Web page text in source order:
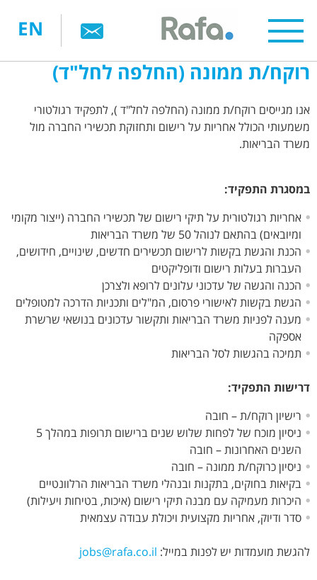
לתוכן
EN
רוקח/ת ממונה (החלפה לחל"ד)
אנו מגייסים רוקח/ת ממונה (החלפה לחל"ד ), לתפקיד רגולטורי
משמעותי הכולל אחריות על רישום ותחזוקת תכשירי החברה מול
משרד הבריאות.
במסגרת התפקיד:
אחריות רגולטורית על תיקי רישום של תכשירי החברה (ייצור מקומי
ומיובאים) בהתאם לנוהל 50 של משרד הבריאות
הכנת והגשת בקשות לרישום תכשירים חדשים, שינויים, חידושים,
העברות בעלות רישום ודופליקטים
הכנה והגשה של עדכוני עלונים לרופא ולצרכן
הגשת בקשות לאישורי פרסום, המ"לים ותכניות הדרכה למטופלים
מענה לפניות משרד הבריאות ותקשור עדכונים בנושאי שרשרת
אספקה
תמיכה בהגשות לסל הבריאות
דרישות התפקיד:
רישיון רוקח/ת – חובה
ניסיון מוכח של לפחות שלוש שנים ברישום תרופות במהלך 5
השנים האחרונות – חובה
ניסיון כרוקח/ת ממונה – חובה
בקיאות בחוקים, בתקנות ובנהלי משרד הבריאות הרלוונטיים
היכרות מעמיקה עם מבנה תיקי רישום (איכות, בטיחות ויעילות)
סדר ודיוק, אחריות מקצועית ויכולת עבודה עצמאית
להגשת מועמדות יש לפנות במייל: jobs@rafa.co.il